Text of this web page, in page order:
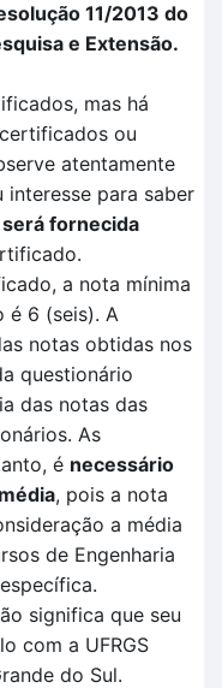
11/2013 do
e Extensão.
mas há
ou
atentamente
para saber
será fornecida
a nota mínima
é 6 (seis). A
notas obtidas nos
questionário
das notas das
As
é necessário
, pois a nota
a média
de Engenharia
.
significa que seu
com a UFRGS
do Sul.